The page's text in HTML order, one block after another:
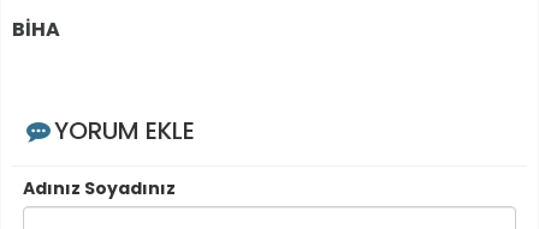
BİHA
YORUM EKLE
Adınız Soyadınız